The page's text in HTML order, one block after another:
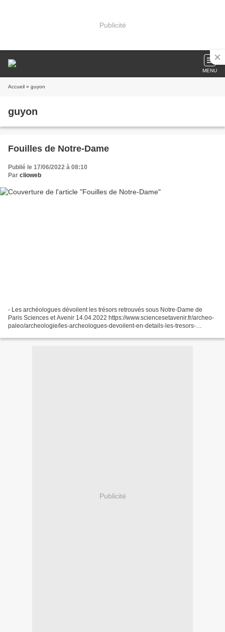
Publicité
MENU
Accueil » guyon
guyon
Fouilles de Notre-Dame
Publié le 17/06/2022 à 08:10
Par clioweb
- Les archéologues dévoilent les trésors retrouvés sous Notre-Dame de
Paris Sciences et Avenir 14.04.2022 https://www.sciencesetavenir.fr/archeo-
paleo/archeologie/les-archeologues-devoilent-en-details-les-tresors-
Publicité